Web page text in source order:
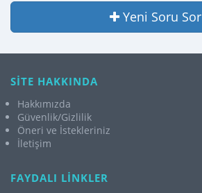
Yeni Soru Sor
SİTE HAKKINDA
Hakkımızda
Güvenlik/Gizlilik
Öneri ve İstekleriniz
İletişim
FAYDALI LİNKLER